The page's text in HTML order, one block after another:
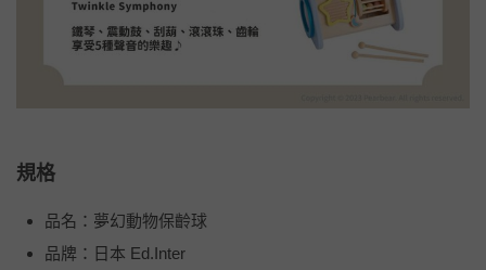
規格
品名：夢幻動物保齡球
品牌：日本 Ed.Inter